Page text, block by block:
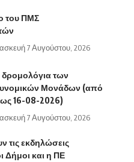
του ΠΜΣ
7 Αυγούστου, 2026
δρομολόγια των
Μονάδων (από
16-08-2026)
7 Αυγούστου, 2026
τις εκδηλώσεις
Δήμοι και η ΠΕ